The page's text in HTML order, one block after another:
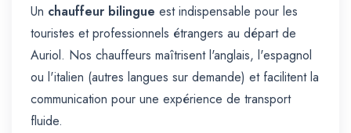
Un chauffeur bilingue est indispensable pour les
touristes et professionnels étrangers au départ de
Auriol. Nos chauffeurs maîtrisent l'anglais, l'espagnol
ou l'italien (autres langues sur demande) et facilitent la
communication pour une expérience de transport
fluide.